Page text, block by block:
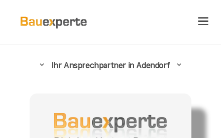
Ihr Ansprechpartner in Adendorf